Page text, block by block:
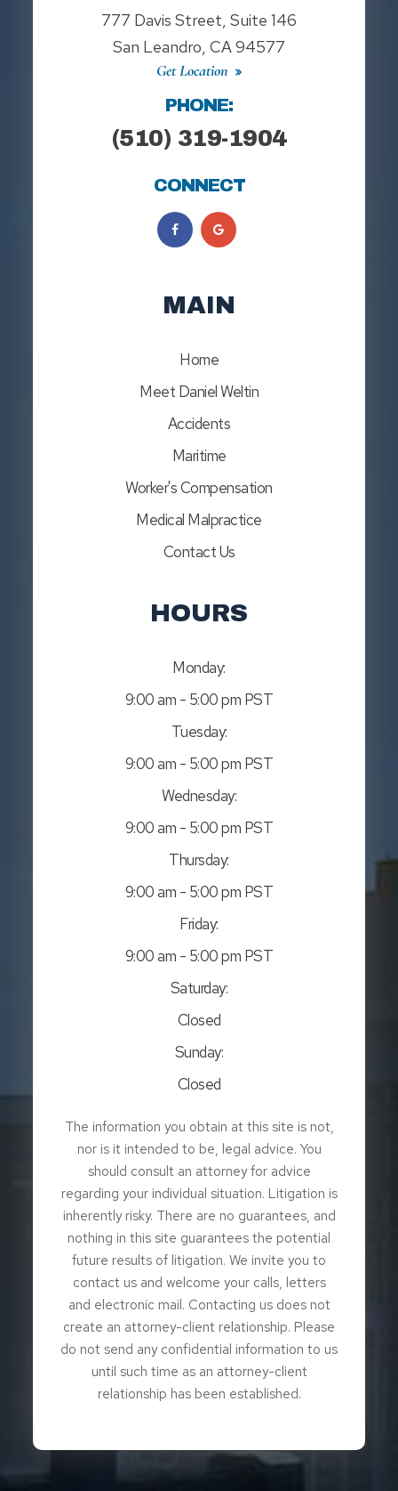
777 Davis Street, Suite 146
San Leandro, CA 94577
Get Location
PHONE:
(510) 319-1904
CONNECT
MAIN
Home
Meet Daniel Weltin
Accidents
Maritime
Worker's Compensation
Medical Malpractice
Contact Us
HOURS
Monday:
9:00 am - 5:00 pm PST
Tuesday:
9:00 am - 5:00 pm PST
Wednesday:
9:00 am - 5:00 pm PST
Thursday:
9:00 am - 5:00 pm PST
Friday:
9:00 am - 5:00 pm PST
Saturday:
Closed
Sunday:
Closed
The information you obtain at this site is not,
nor is it intended to be, legal advice. You
should consult an attorney for advice
regarding your individual situation. Litigation is
inherently risky. There are no guarantees, and
nothing in this site guarantees the potential
future results of litigation. We invite you to
contact us and welcome your calls, letters
and electronic mail. Contacting us does not
create an attorney-client relationship. Please
do not send any confidential information to us
until such time as an attorney-client
relationship has been established.